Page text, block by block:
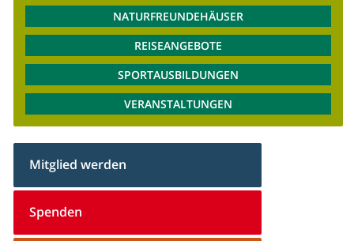
NATURFREUNDEHÄUSER
REISEANGEBOTE
SPORTAUSBILDUNGEN
VERANSTALTUNGEN
Mitglied werden
Spenden